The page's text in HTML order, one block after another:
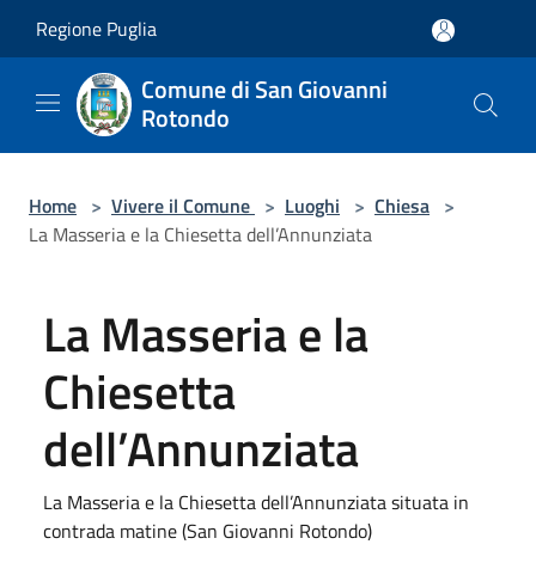
Regione Puglia
Comune di San Giovanni
Rotondo
Home > Vivere il Comune > Luoghi > Chiesa >
La Masseria e la Chiesetta dell’Annunziata
La Masseria e la
Chiesetta
dell’Annunziata
La Masseria e la Chiesetta dell’Annunziata situata in
contrada matine (San Giovanni Rotondo)